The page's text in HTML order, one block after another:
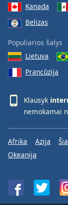
Kanada
Belizas
Populiarios šalys
Lietuva
Prancūzija
Klausyk
nemokamai
Afrika Azija
Okeanija